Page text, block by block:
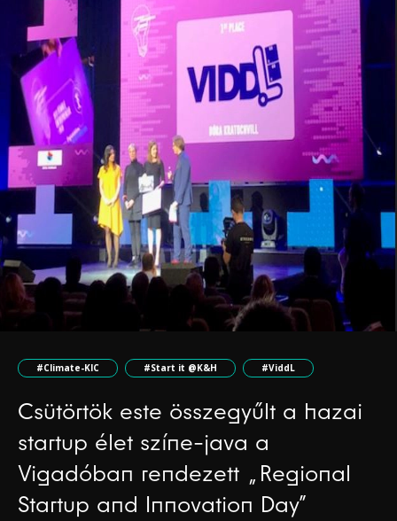
#Climate-KIC #Start it @K&H #ViddL
Csütörtök este összegyűlt a hazai
startup élet színe-java a
Vigadóban rendezett „Regional
Startup and Innovation Day”